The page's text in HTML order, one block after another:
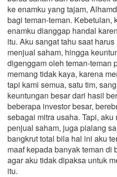
ke enamku yang tajam,
bagi teman-teman. Kebetulan,
enamku dianggap handal
itu. Aku sangat tahu saat
menjual saham, hingga
digenggam oleh teman-teman
memang tidak kaya, karena
tapi kami semua, satu tim,
keuntungan besar dari hasil
beberapa investor besar,
sebagai mitra usaha. Tapi,
penjual saham, juga pialang
bangkrut total bila hal ini aku
maaf kepada banyak teman di
agar aku tidak dipaksa untuk
itu.